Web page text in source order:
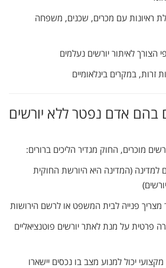
ראיונות עם מכרים, שכנים, משפחה
הצורך לאיתור יורשים נעלמים
זרות, במקרים בינלאומיים
בהם אדם נפטרללא יורשים
מוכרים, החוק מגדיר הליכים ברורים:
למדינה (המדינה היא היורשת החוקית
יורשים)
מצריך פנייה לבית המשפט או לרשם הירושות
פרטית על מנת לאתר יורשים פוטנציאליים
מקצועי יכול למנוע מצב בו נכסים יישארו